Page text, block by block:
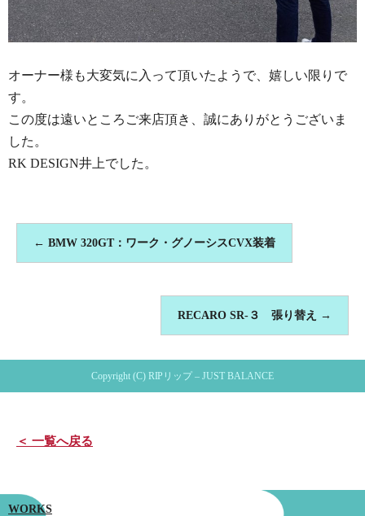
オーナー様も大変気に入って頂いたようで、嬉しい限りで
す。
この度は遠いところご来店頂き、誠にありがとうございま
した。
RK DESIGN井上でした。
← BMW 320GT：ワーク・グノーシスCVX装着
RECARO SR-３ 張り替え →
Copyright (C) RIPリップ – JUST BALANCE
＜ 一覧へ戻る
WORKS